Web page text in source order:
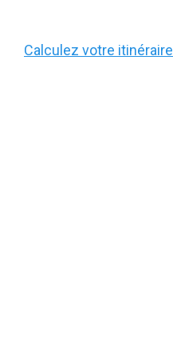
Calculez votre itinéraire